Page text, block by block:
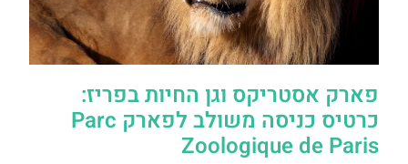
פארק אסטריקס וגן החיות בפריז:
כרטיס כניסה משולב לפארק Parc
Zoologique de Paris